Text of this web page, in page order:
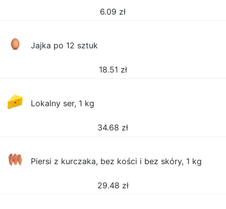
6.09 zł
Jajka po 12 sztuk
18.51 zł
Lokalny ser, 1 kg
34.68 zł
Piersi z kurczaka, bez kości i bez skóry, 1 kg
29.48 zł